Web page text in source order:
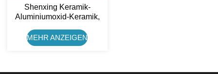
Shenxing Keramik-
Aluminiumoxid-Keramik,
Keramikplatte Für
Riemenscheiben-
MEHR ANZEIGEN